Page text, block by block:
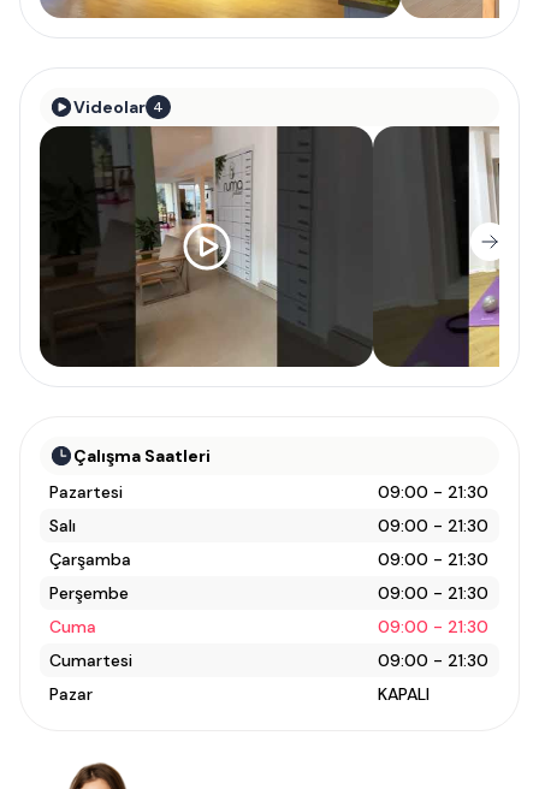
Videolar 4
Çalışma Saatleri
Pazartesi
09:00 - 21:30
Salı
09:00 - 21:30
Çarşamba
09:00 - 21:30
Perşembe
09:00 - 21:30
Cuma
09:00 - 21:30
Cumartesi
09:00 - 21:30
Pazar
KAPALI